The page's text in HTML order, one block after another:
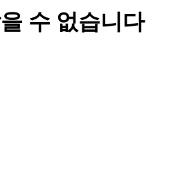
수 없습니다